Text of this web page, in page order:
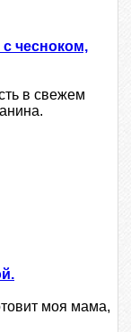
чесноком,
в свежем
моя мама,